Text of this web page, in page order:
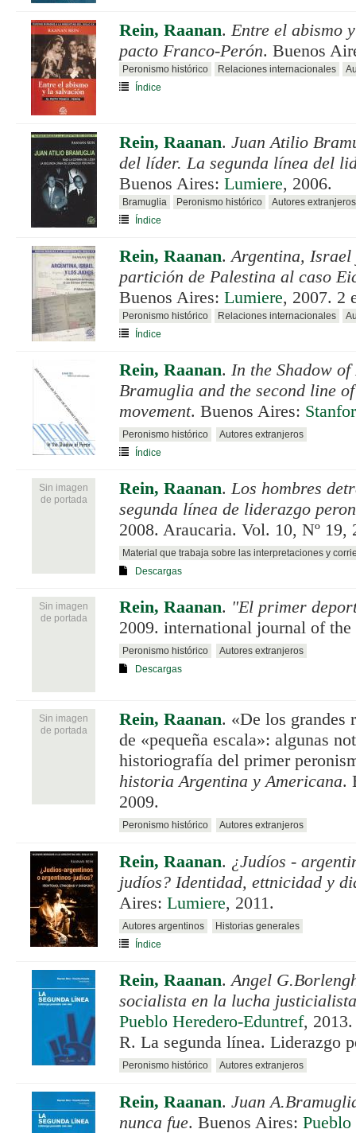
Rein, Raanan.Entre el abismo
pacto Franco-Perón. Buenos
Peronismo histórico Relaciones internacionales
Índice
Rein, Raanan. Juan Atilio
del líder. La segunda línea del
Buenos Aires: Lumiere, 2006.
Bramuglia Peronismo histórico
Autores extranjeros
Índice
Rein, Raanan.Argentina,
partición de Palestina al caso
Buenos Aires: Lumiere, 2007. 2
Peronismo histórico Relaciones internacionales
Índice
Rein, Raanan. In the Shadow
Bramuglia and the second line
movement. Buenos Aires:
Peronismo histórico
Autores extranjeros
Índice
Sin imagen
de portada
Rein, Raanan.Los hombres
segunda línea de liderazgo
2008. Araucaria. Vol. 10, Nº 19,
Material que trabaja sobre las interpretaciones y
Descargas
Sin imagen
de portada
Rein, Raanan. "El primer
2009. international journal of
Peronismo histórico
Autores extranjeros
Descargas
Sin imagen
de portada
Rein, Raanan. «De los grandes
de «pequeña escala»: algunas
historiografía del primer
historia Argentina y Americana.
2009.
Peronismo histórico Autores extranjeros
Rein, Raanan. ¿Judíos -
judíos? Identidad, ettnicidad y
Aires: Lumiere, 2011.
Autores argentinos
Historias generales
Índice
Rein, Raanan.Angel
socialista en la lucha justicialista
Pueblo Heredero-Eduntref,
R. La segunda línea. Liderazgo
Peronismo histórico Autores extranjeros
Rein, Raanan. Juan
nunca fue. Buenos Aires: